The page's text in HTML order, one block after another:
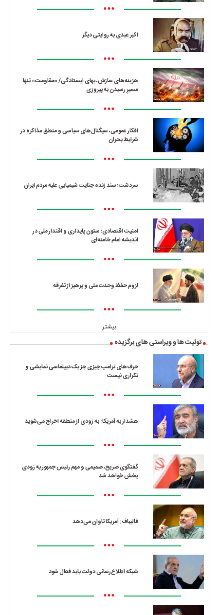
•••
اکبر عبدی به روایتی دیگر
•••
هزینه‌های سازش، بهای ایستادگی/ «مقاومت» تنها
مسیرِ رسیدن به پیروزی
•••
افکار عمومی، سیگنال‌های سیاسی و منطق مذاکره در
شرایط بحران
•••
سردشت؛ سند زنده جنایت شیمیایی علیه مردم ایران
•••
امنیت اقتصادی؛ ستون پایداری و اقتدار ملی در
اندیشه امام خامنه‌ای
•••
لزوم حفظ وحدت ملی و پرهیز از تفرقه
•••
بیشتر
توئیت ها و ویراستی های برگزیده
حرف‌های ترامپ چیزی جز یک دیپلماسی نمایشی و
تکراری نیست
•••
هشدار به آمریکا: به زودی از منطقه اخراج می‌شوید
•••
گفتگوی صریح، صمیمی و مهم رئیس جمهور به زودی
پخش خواهد شد
•••
قالیباف: آمریکا تاوان می‌دهد
•••
شبکه اطلاع‌رسانی دولت باید فعال شود
•••